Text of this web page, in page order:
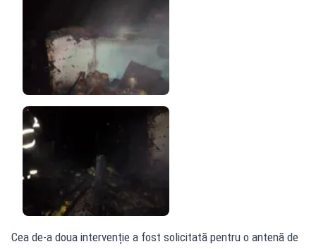
Cea de-a doua intervenție a fost solicitată pentru o antenă de